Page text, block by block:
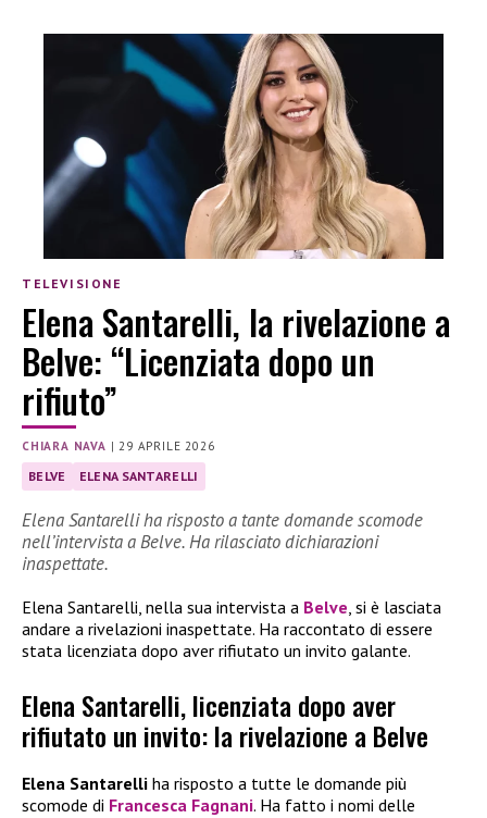
TELEVISIONE
Elena Santarelli, la rivelazione a
Belve: “Licenziata dopo un
rifiuto”
CHIARA NAVA |29 APRILE 2026
BELVE ELENA SANTARELLI
Elena Santarelli ha risposto a tante domande scomode
nell’intervista a Belve. Ha rilasciato dichiarazioni
inaspettate.
Elena Santarelli, nella sua intervista a Belve , si è lasciata
andare a rivelazioni inaspettate. Ha raccontato di essere
stata licenziata dopo aver rifiutato un invito galante.
Elena Santarelli, licenziata dopo aver
rifiutato un invito: la rivelazione a Belve
Elena Santarelli ha risposto a tutte le domande più
scomode di Francesca Fagnani. Ha fatto i nomi delle